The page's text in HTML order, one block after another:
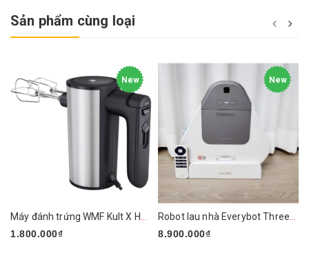
Sản phẩm cùng loại
New
1.800.000₫
New
8.900.000₫